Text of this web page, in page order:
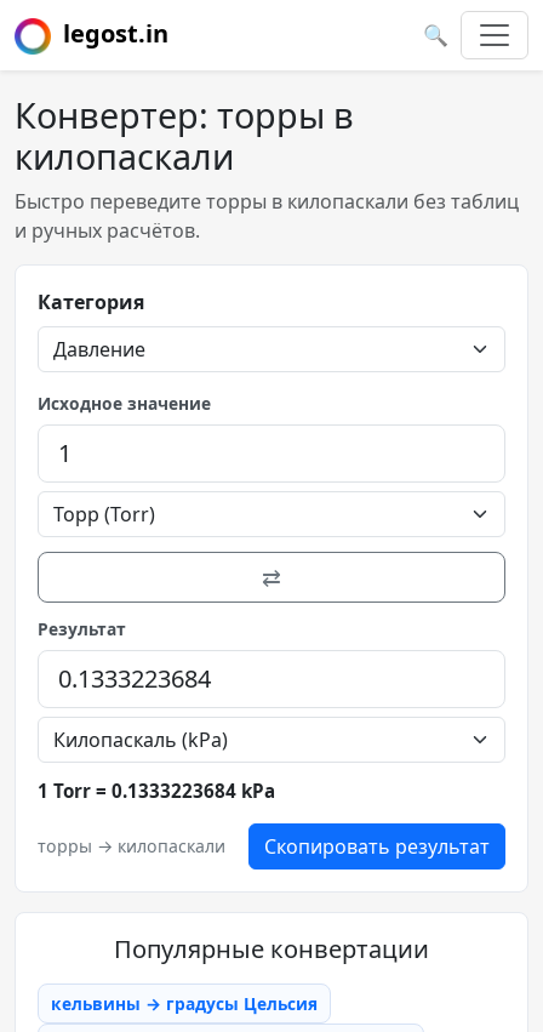
legost.in 🔍
Конвертер: торры в
килопаскали
Быстро переведите торры в килопаскали без таблиц
и ручных расчётов.
Категория
Исходное значение
⇄
Результат
1 Torr = 0.1333223684 kPa
торры → килопаскали Скопировать результат
Популярные конвертации
кельвины → градусы Цельсия